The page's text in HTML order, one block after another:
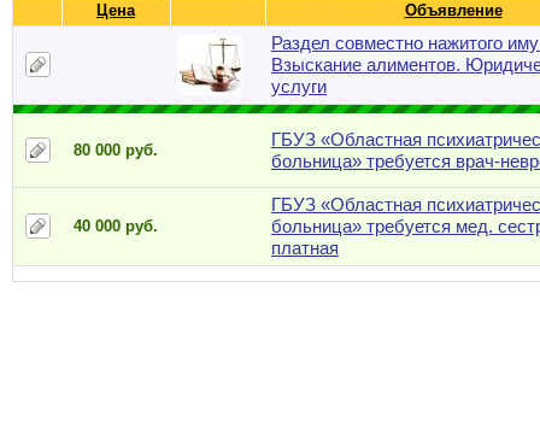
Цена Объявление
Раздел совместно нажитого
Взыскание алиментов.
услуги
80 000 руб.
ГБУЗ «Областная
больница» требуется врач-
40 000 руб.
ГБУЗ «Областная
больница» требуется мед.
платная